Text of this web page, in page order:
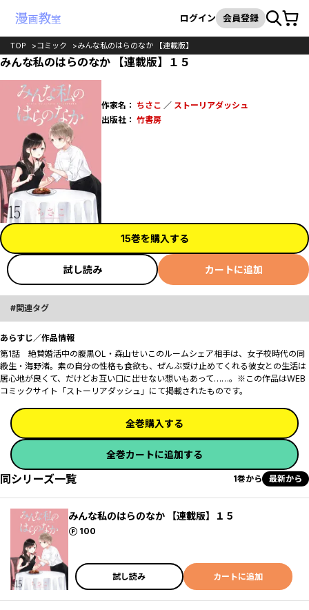
検索
ログイン 会員登録カート
TOP コミック みんな私のはらのなか 【連載版】
みんな私のはらのなか 【連載版】１５
作家名： ちさこ ／ ストーリアダッシュ
出版社： 竹書房
15巻を購入する
試し読み カートに追加
関連タグ
あらすじ／作品情報
第1話 絶賛婚活中の腹黒OL・森山せいこのルームシェア相手は、女子校時代の同
級生・海野渚。素の自分の性格も食欲も、ぜんぶ受け止めてくれる彼女との生活は
居心地が良くて、だけどお互い口に出せない想いもあって……。※この作品はWEB
コミックサイト「ストーリアダッシュ」にて掲載されたものです。
全巻購入する
全巻カートに追加する
同シリーズ一覧 1巻から 最新から
みんな私のはらのなか 【連載版】１５
100
ポイント
試し読み カートに追加